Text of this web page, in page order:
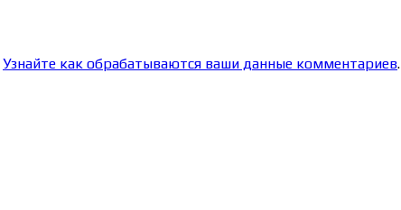
Узнайте как обрабатываются ваши данные комментариев.